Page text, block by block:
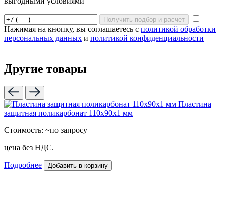
Получить подбор и расчет
Нажимая на кнопку, вы соглашаетесь с политикой обработки
персональных данных и политикой конфиденциальности
Другие товары
Пластина
защитная поликарбонат 110х90х1 мм
Стоимость: ~по запросу
цена без НДС.
Подробнее Добавить в корзину